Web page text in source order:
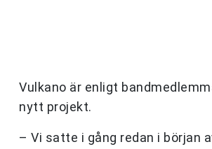
Vulkano är enligt
nytt projekt.
– Vi satte i gång redan i början